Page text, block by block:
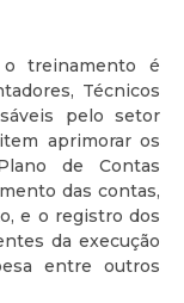
treinamento é
Técnicos
pelo setor
aprimorar os
de Contas
das contas,
e o registro dos
da execução
entre outros